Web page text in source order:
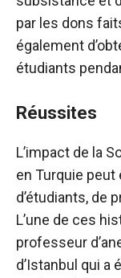
par les dons
également
étudiants
Réussites
L’impact de la
en Turquie
d’étudiants, de
L’une de ces
professeur
d’Istanbul qui a